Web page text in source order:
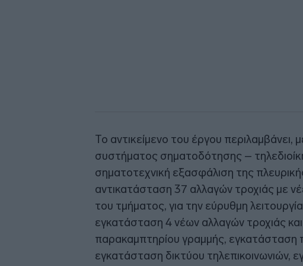
Το αντικείμενο του έργου
συστήματος σηματοδότησης –
σηματοτεχνική εξασφάλιση της
αντικατάσταση 37 αλλαγών τροχιάς με
του τμήματος, για την εύρυθμη
εγκατάσταση 4 νέων αλλαγών τροχιάς
παρακαμπτηρίου γραμμής, εγκατάσταση
εγκατάσταση δικτύου τηλεπικοινωνιών,